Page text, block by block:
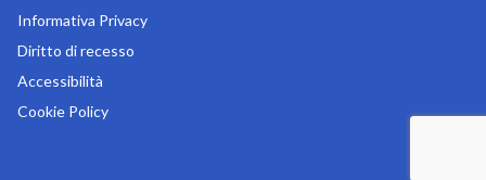
Informativa Privacy
Diritto di recesso
Accessibilità
Cookie Policy